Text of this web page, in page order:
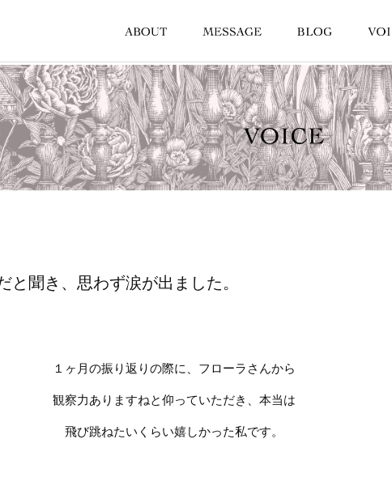
と聞き、思わず涙が出ました。
１ヶ月の振り返りの際に、フローラさんから
観察力ありますねと仰っていただき、本当は
飛び跳ねたいくらい嬉しかった私です。